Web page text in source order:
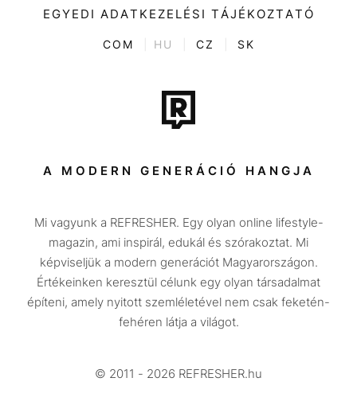
Kultúra
ENTR
Tech-Tudomány
Sport
Társadalom
Utazás
Életmód
Design
Beszélgetések
Videó
EGYEDI ADATKEZELÉSI TÁJÉKOZTATÓ
COM HU CZ SK
A MODERN GENERÁCIÓ HANGJA
Mi vagyunk a REFRESHER. Egy olyan online lifestyle-
magazin, ami inspirál, edukál és szórakoztat. Mi
képviseljük a modern generációt Magyarországon.
Értékeinken keresztül célunk egy olyan társadalmat
építeni, amely nyitott szemléletével nem csak feketén-
fehéren látja a világot.
© 2011 - 2026 REFRESHER.hu